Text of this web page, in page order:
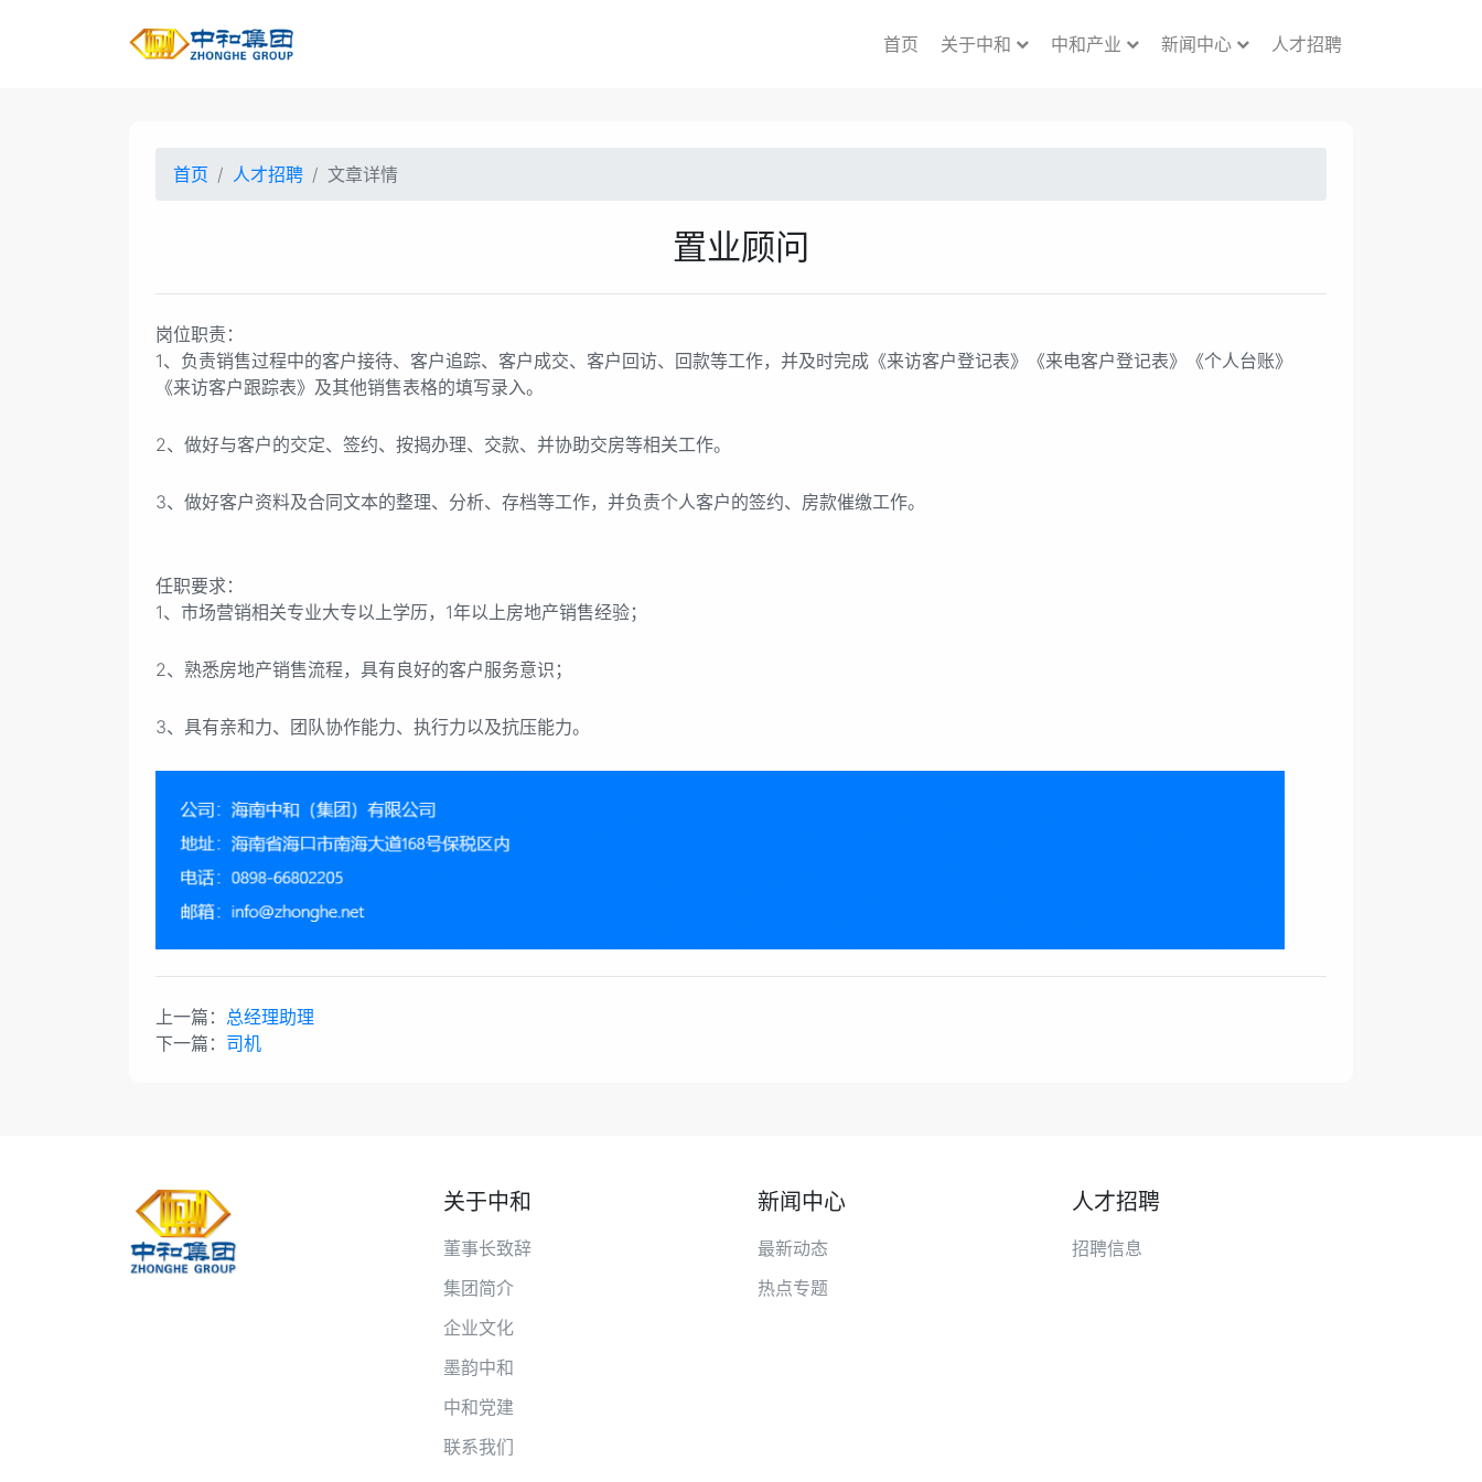
首页 关于中和 中和产业 新闻中心 人才招聘
首页 人才招聘 文章详情
置业顾问
岗位职责：
1、负责销售过程中的客户接待、客户追踪、客户成交、客户回访、回款等工作，并及时完成《来访客户登记表》《来电客户登记表》《个人台账》
《来访客户跟踪表》及其他销售表格的填写录入。
2、做好与客户的交定、签约、按揭办理、交款、并协助交房等相关工作。
3、做好客户资料及合同文本的整理、分析、存档等工作，并负责个人客户的签约、房款催缴工作。
任职要求：
1、市场营销相关专业大专以上学历，1年以上房地产销售经验；
2、熟悉房地产销售流程，具有良好的客户服务意识；
3、具有亲和力、团队协作能力、执行力以及抗压能力。
上一篇： 总经理助理
下一篇： 司机
关于中和
董事长致辞
集团简介
企业文化
墨韵中和
中和党建
联系我们
新闻中心
最新动态
热点专题
人才招聘
招聘信息